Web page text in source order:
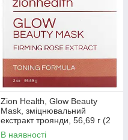
Zion Health, Glow Beauty
Mask, зміцнювальний
екстракт троянди, 56,69 г (2
унції)
В наявності